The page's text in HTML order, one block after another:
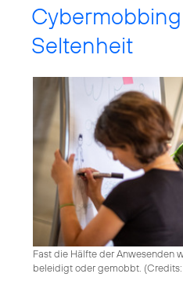
Seltenheit
Fast die Hälfte der Anwesenden
beleidigt oder gemobbt. (